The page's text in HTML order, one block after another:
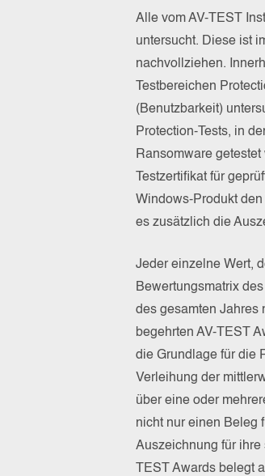
Alle vom AV-TEST
untersucht. Diese ist
nachvollziehen.
Testbereichen
(Benutzbarkeit)
Protection-Tests, in
Ransomware
Testzertifikat für
Windows-Produkt
es zusätzlich die
Jeder einzelne Wert,
Bewertungsmatrix
des gesamten Jahres
begehrten AV-TEST
die Grundlage für die
Verleihung der
über eine oder
nicht nur einen Beleg
Auszeichnung für
TEST Awards belegt